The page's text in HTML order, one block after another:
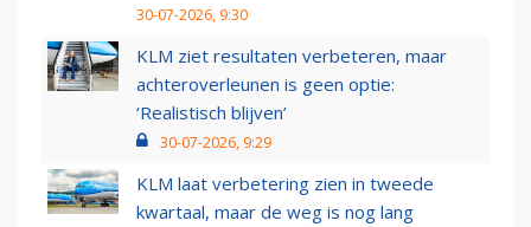
30-07-2026, 9:30
KLM ziet resultaten verbeteren, maar
achteroverleunen is geen optie:
‘Realistisch blijven’
30-07-2026, 9:29
KLM laat verbetering zien in tweede
kwartaal, maar de weg is nog lang